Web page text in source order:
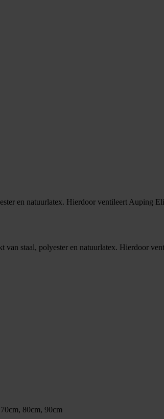
en natuurlatex. Hierdoor ventileert Auping
van staal, polyester en natuurlatex. Hierdoor
80cm, 90cm